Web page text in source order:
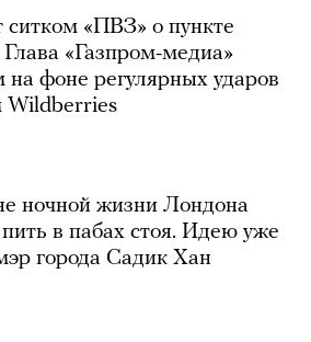
ситком «ПВЗ» о пункте
«Газпром-медиа»
на фоне регулярных ударов
Wildberries
ночной жизни Лондона
пить в пабах стоя. Идею уже
города Садик Хан